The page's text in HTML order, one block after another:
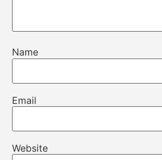
Name
Email
Website